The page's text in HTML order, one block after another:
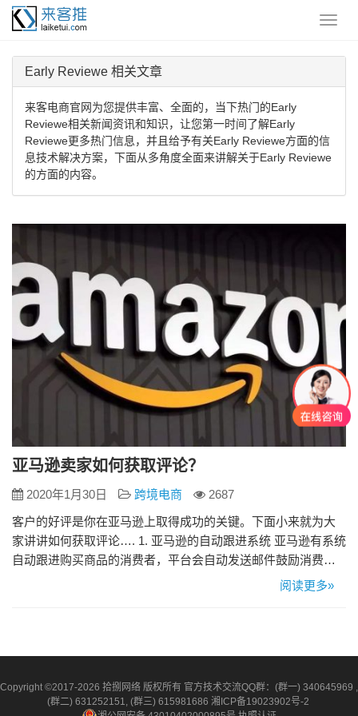
Early Reviewe 相关文章
来客电商官网为您提供丰富、全面的，当下热门的Early
Reviewe相关新闻资讯和知识，让您第一时间了解Early
Reviewe更多热门信息，并且给予有关Early Reviewe方面的信
息技术解决方案，下面从多角度全面来讲解关于Early Reviewe
的方面的内容。
亚马逊卖家如何获取评论？
2020年1月30日 跨境电商
2687
客户的好评是你在亚马逊上取得成功的关键。下面小来就为大
家讲讲如何获取评论…. 1. 亚马逊的自动跟进系统 亚马逊有系统
自动跟进购买商品的消费者，平台会自动发送邮件鼓励消费者
留下产品评论，或者报告他们购买的产品所存在的问题。 通常
阅读更多»
Copyright ©2017-2026 拾捌网络 版权所有 官方技术交流QQ群：(群一) 340645969 ,
(群二) 631252151, (群三) 615981686 湘ICP备19023902号-2